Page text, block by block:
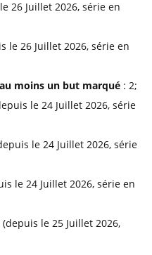
26 Juillet 2026, série en
le 26 Juillet 2026, série en
moins un but marqué : 2;
le 24 Juillet 2026, série
le 24 Juillet 2026, série
le 24 Juillet 2026, série en
le 25 Juillet 2026,